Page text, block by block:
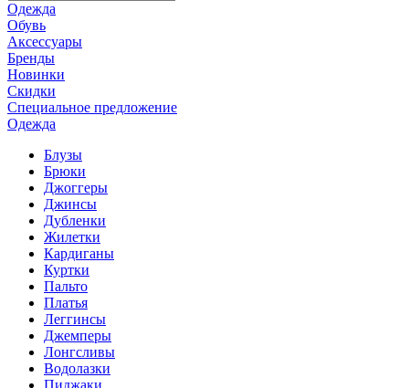
Одежда
Обувь
Аксессуары
Бренды
Новинки
Скидки
Специальное предложение
Одежда
Блузы
Брюки
Джоггеры
Джинсы
Дубленки
Жилетки
Кардиганы
Куртки
Пальто
Платья
Леггинсы
Джемперы
Лонгсливы
Водолазки
Пиджаки